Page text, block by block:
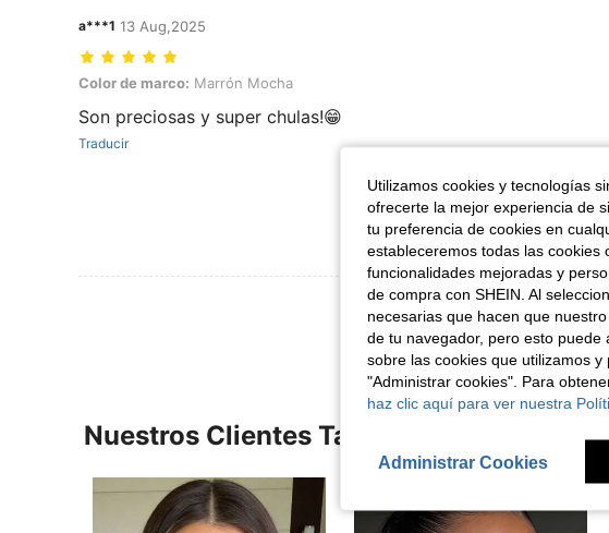
a***1 13 Aug,2025
Color de marco: Marrón Mocha
Color de marco: Marrón Mocha
Son preciosas y super chulas!😁
Traducir
Ver Más Reseñas
Nuestros Clientes También Vieron
Utilizamos cookies y tecnologías
ofrecerte la mejor experiencia de
tu preferencia de cookies en
estableceremos todas las
funcionalidades mejoradas y
de compra con SHEIN. Al
necesarias que hacen que
de tu navegador, pero esto
sobre las cookies que utilizamos
"Administrar cookies". Para
haz clic aquí para ver nuestra
Administrar Cookies